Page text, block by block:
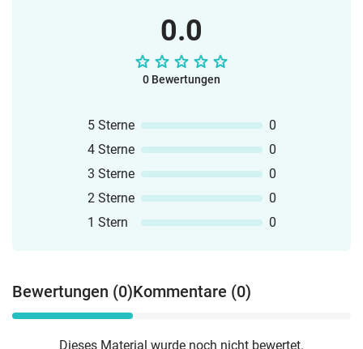
0.0
0 Bewertungen
5 Sterne
0
4 Sterne
0
3 Sterne
0
2 Sterne
0
1 Stern
0
Bewertungen (0)Kommentare (0)
Dieses Material wurde noch nicht bewertet.